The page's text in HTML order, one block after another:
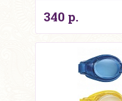
340 р.